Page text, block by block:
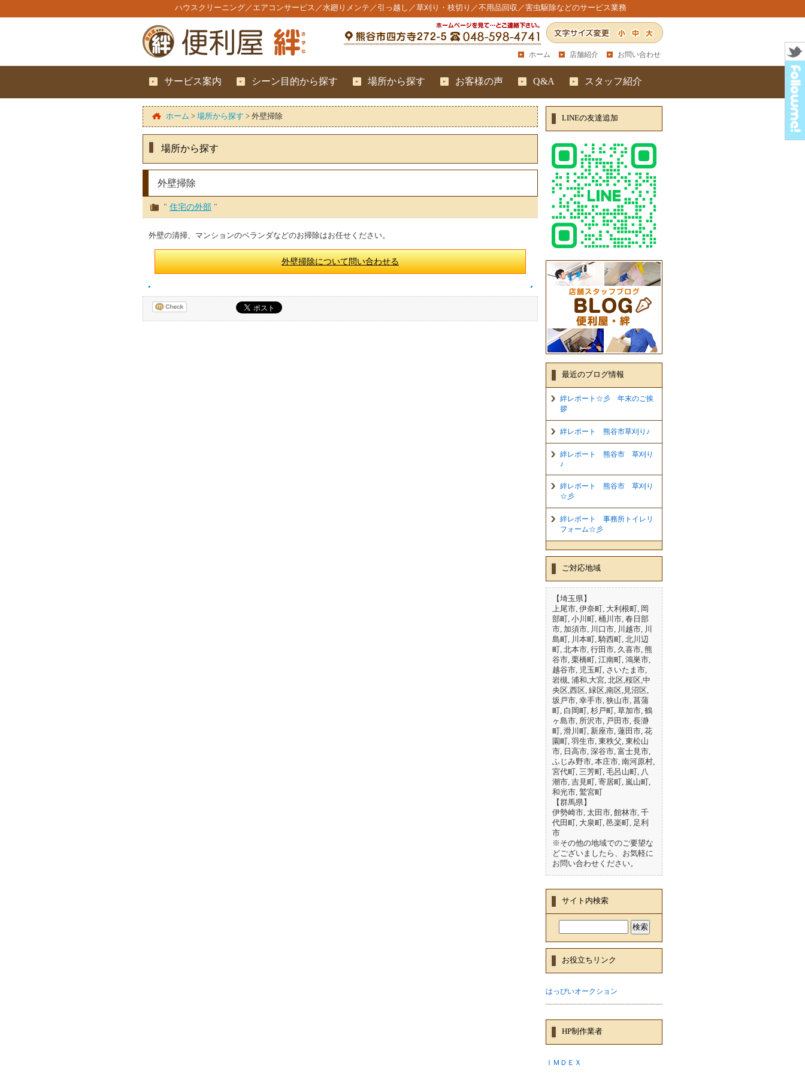
ハウスクリーニング／エアコンサービス／水廻りメンテ／引っ越し／草刈り・枝切り／不用品回収／害虫駆除などのサービス業務
小 中 大
ホーム 店舗紹介 お問い合わせ
サービス案内 シーン目的から探す 場所から探す お客様の声 Q&A スタッフ紹介
ホーム > 場所から探す > 外壁掃除
場所から探す
外壁掃除
" 住宅の外部 "
外壁の清掃、マンションのベランダなどのお掃除はお任せください。
外壁掃除について問い合わせる
LINEの友達追加
最近のブログ情報
絆レポート☆彡 年末のご挨
拶
絆レポート 熊谷市草刈り♪
絆レポート 熊谷市 草刈り
♪
絆レポート 熊谷市 草刈り
☆彡
絆レポート 事務所トイレリ
フォーム☆彡
ご対応地域
【埼玉県】
上尾市, 伊奈町, 大利根町, 岡
部町, 小川町, 桶川市, 春日部
市, 加須市, 川口市, 川越市, 川
島町, 川本町, 騎西町, 北川辺
町, 北本市, 行田市, 久喜市, 熊
谷市, 栗橋町, 江南町, 鴻巣市,
越谷市, 児玉町, さいたま市,
岩槻, 浦和,大宮, 北区,桜区,中
央区,西区, 緑区,南区,見沼区,
坂戸市, 幸手市, 狭山市, 菖蒲
町, 白岡町, 杉戸町, 草加市, 鶴
ヶ島市, 所沢市, 戸田市, 長瀞
町, 滑川町, 新座市, 蓮田市, 花
園町, 羽生市, 東秩父, 東松山
市, 日高市, 深谷市, 富士見市,
ふじみ野市, 本庄市, 南河原村,
宮代町, 三芳町, 毛呂山町, 八
潮市, 吉見町, 寄居町, 嵐山町,
和光市, 鷲宮町
【群馬県】
伊勢崎市, 太田市, 館林市, 千
代田町, 大泉町, 邑楽町, 足利
市
※その他の地域でのご要望な
どございましたら、お気軽に
お問い合わせください。
サイト内検索
お役立ちリンク
はっぴいオークション
HP制作業者
ＩＭＤＥＸ